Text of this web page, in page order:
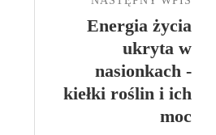
Energia życia
ukryta w
nasionkach -
kiełki roślin i ich
moc